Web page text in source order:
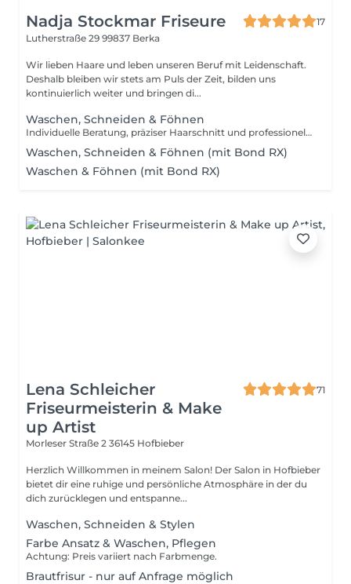
Nadja Stockmar Friseure
17
Lutherstraße 29 99837 Berka
Wir lieben Haare und leben unseren Beruf mit Leidenschaft.
Deshalb bleiben wir stets am Puls der Zeit, bilden uns
kontinuierlich weiter und bringen di...
Waschen, Schneiden & Föhnen
Individuelle Beratung, präziser Haarschnitt und professionelles Föhnstyling- für einen perfekt abgestimmten Look mit exclusivem Salonerlebnis. Arbeitszeit 30-60 Minuten, je nach Länge.
Waschen, Schneiden & Föhnen (mit Bond RX)
Waschen & Föhnen (mit Bond RX)
Lena Schleicher
Friseurmeisterin & Make
up Artist
71
Morleser Straße 2 36145 Hofbieber
Herzlich Willkommen in meinem Salon! Der Salon in Hofbieber
bietet dir eine ruhige und persönliche Atmosphäre in der du
dich zurücklegen und entspanne...
Waschen, Schneiden & Stylen
Farbe Ansatz & Waschen, Pflegen
Achtung: Preis variiert nach Farbmenge.
Brautfrisur - nur auf Anfrage möglich